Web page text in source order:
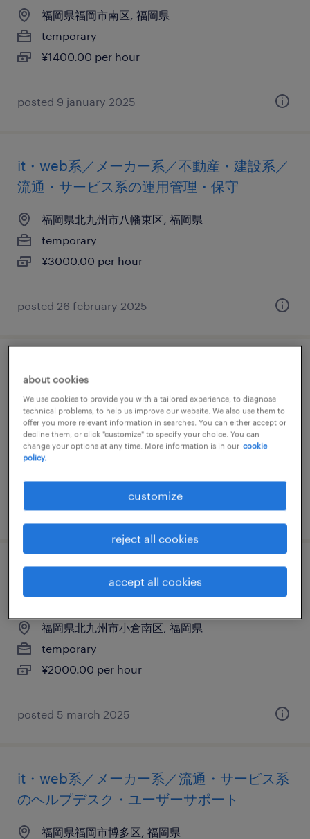
福岡県福岡市南区, 福岡県
temporary
¥1400.00 per hour
posted 9 january 2025
it・web系／メーカー系／不動産・建設系／
流通・サービス系の運用管理・保守
福岡県北九州市八幡東区, 福岡県
temporary
¥3000.00 per hour
posted 26 february 2025
福岡県北九州市八幡東区, 福岡県
temporary
¥2500.00 per hour
posted 26 february 2025
it・web系／メーカー系／金融系／流通・サ
ービス系のプログラマー
福岡県北九州市小倉南区, 福岡県
temporary
¥2000.00 per hour
posted 5 march 2025
it・web系／メーカー系／流通・サービス系
のヘルプデスク・ユーザーサポート
福岡県福岡市博多区, 福岡県
about cookies
We use cookies to provide you with a tailored experience, to diagnose
technical problems, to help us improve our website. We also use them to
offer you more relevant information in searches. You can either accept or
decline them, or click "customize" to specify your choice. You can
change your options at any time. More information is in our cookie
policy.
customize
reject all cookies
accept all cookies